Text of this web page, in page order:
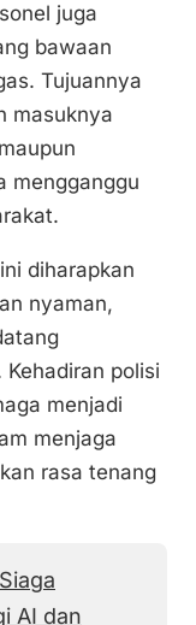
juga
bawaan
Tujuannya
masuknya
mengganggu
diharapkan
nyaman,
Kehadiran polisi
menjadi
menjaga
rasa tenang
AI dan